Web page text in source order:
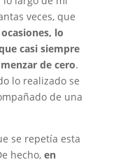
veces, que
lo
casi siempre
de cero.
lo realizado se
de una
se repetía esta
hecho, en